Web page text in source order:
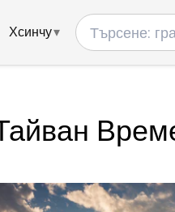
Хсинчу